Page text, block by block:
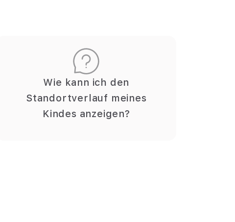
Wie kann ich den
Standortverlauf meines
Kindes anzeigen?